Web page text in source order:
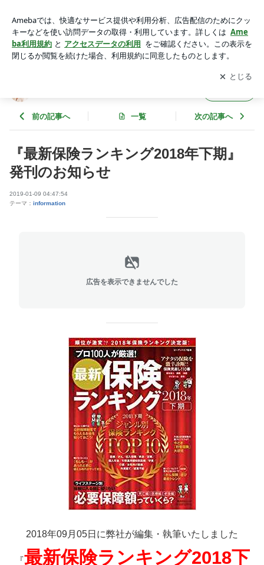
子のお得！な節約エッセイ
アプリをダウンロードして ブログの更新通知
を受け取りまし
ょう。
開く
前の記事へ 一覧 次の記事へ
『最新保険ランキング2018年下期』
発刊のお知らせ
2019-01-09 04:47:54
テーマ： information
広告を表示できませんでした
2018年09月05日に弊社が編集・執筆いたしました
『最新保険ランキング2018下